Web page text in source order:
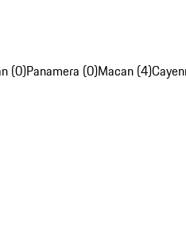
(0)Panamera (0)Macan (4)